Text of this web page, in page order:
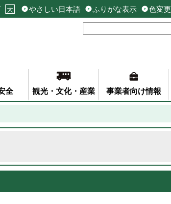
大 やさしい日本語 ふりがな表示 色変更
全 観光・文化・産業 事業者向け情報